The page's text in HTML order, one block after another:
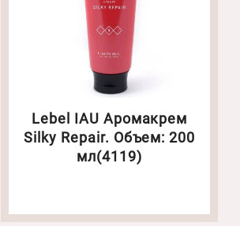
Lebel IAU Аромакрем
Silky Repair. Объем: 200
мл(4119)